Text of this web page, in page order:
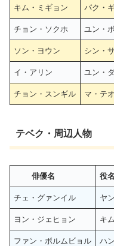
キム・ミギョン パク・
チョン・ソクホ ユン・
ソン・ヨウン シン・
イ・アリン ユン・
チョン・スンギル マ・テオ
テベク・周辺人物
俳優名 役名
チェ・グァンイル ヤ
ヨン・ジェヒョン キ
ファン・ボルムビョル ハ